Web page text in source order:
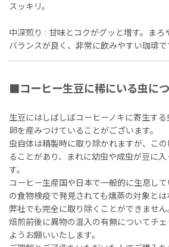
スッキリ。
中深煎り : 甘味とコクがグッと増す。まろ
バランスが良く、非常に飲みやすい珈琲で
■コーヒー生豆に稀にいる虫に
生豆にはしばしばコーヒーノキに寄生す
卵を産みつけていることがございます。
虫自体は精製時に取り除かれますが、こ
ることがあり、まれに幼虫や成虫が豆に
す。
コーヒー生産国や日本で一般的に生息し
の食物検疫で発見されても燻蒸の対象とは
弊社でも完全に取り除くことができません
焙煎前後に異物の混入の有無についてチ
ようお願いいたします。